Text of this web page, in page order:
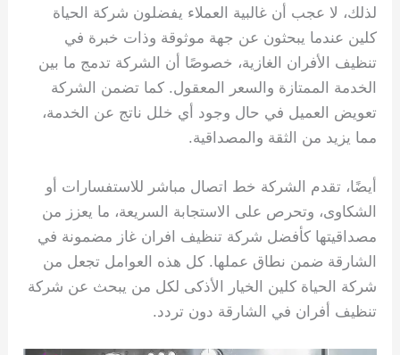
لذلك، لا عجب أن غالبية العملاء يفضلون شركة الحياة
كلين عندما يبحثون عن جهة موثوقة وذات خبرة في
تنظيف الأفران الغازية، خصوصًا أن الشركة تدمج ما بين
الخدمة الممتازة والسعر المعقول. كما تضمن الشركة
تعويض العميل في حال وجود أي خلل ناتج عن الخدمة،
مما يزيد من الثقة والمصداقية.
أيضًا، تقدم الشركة خط اتصال مباشر للاستفسارات أو
الشكاوى، وتحرص على الاستجابة السريعة، ما يعزز من
مصداقيتها كأفضل شركة تنظيف افران غاز مضمونة في
الشارقة ضمن نطاق عملها. كل هذه العوامل تجعل من
شركة الحياة كلين الخيار الأذكى لكل من يبحث عن شركة
تنظيف أفران في الشارقة دون تردد.